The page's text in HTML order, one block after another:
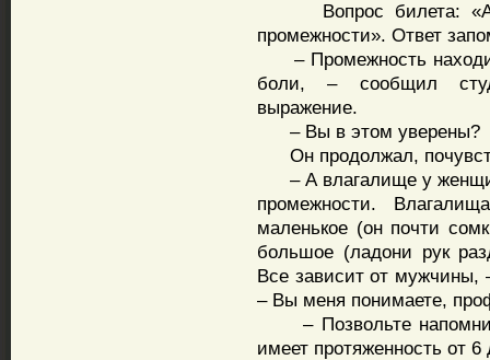
Вопрос билета:
промежности». Ответ
– Промежность
боли, – сообщил
выражение.
– Вы в этом уверены?
Он продолжал,
– А влагалище у
промежности.
маленькое (он почти
большое (ладони рук
Все зависит от мужчины,
– Вы меня понимаете,
– Позвольте
имеет протяженность от